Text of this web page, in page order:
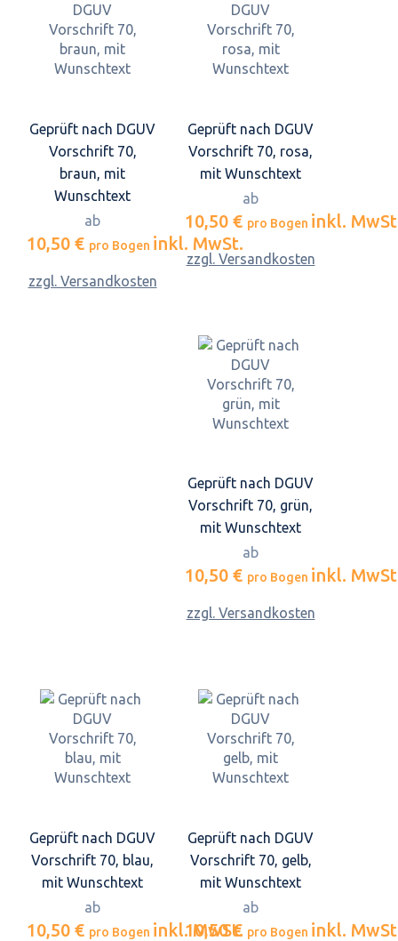
Geprüft nach DGUV
Vorschrift 70,
braun, mit
Wunschtext
ab
10,50 € pro Bogen inkl. MwSt.
zzgl. Versandkosten
Geprüft nach DGUV
Vorschrift 70, rosa,
mit Wunschtext
ab
10,50 € pro Bogen inkl.
zzgl. Versandkosten
Geprüft nach DGUV
Vorschrift 70, grün,
mit Wunschtext
ab
10,50 € pro Bogen inkl.
zzgl. Versandkosten
Geprüft nach DGUV
Vorschrift 70, blau,
mit Wunschtext
ab
10,50 € pro Bogen inkl. MwSt.
Geprüft nach DGUV
Vorschrift 70, gelb,
mit Wunschtext
ab
10,50 € pro Bogen inkl.